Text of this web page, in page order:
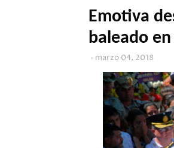
Emotiva
baleado
marzo 04, 2018